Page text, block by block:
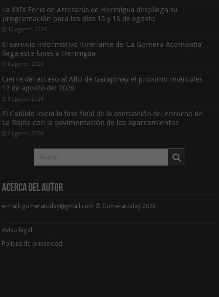
La XXIX Feria de Artesanía de Hermigua despliega su
programación para los días 15 y 16 de agosto
10 agosto, 2026
El servicio informativo itinerante de ‘La Gomera Acompaña’
llega este lunes a Hermigua
8 agosto, 2026
Cierre del acceso al Alto de Garajonay el próximo miércoles
12 de agosto del 2026
8 agosto, 2026
El Cabildo inicia la fase final de la adecuación del entorno de
La Rajita con la pavimentación de los aparcamientos
8 agosto, 2026
Acerca del Autor
e-mail: gomeratoday@gmail.com © Gomeratoday 2026
Aviso legal
Política de privacidad